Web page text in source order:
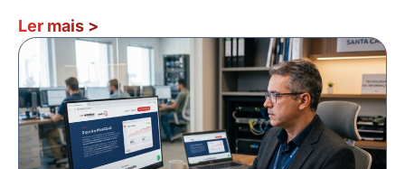
Ler mais >